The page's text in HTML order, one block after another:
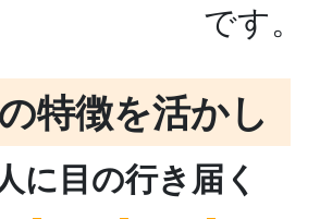
です。
特徴を活かし
に目の行き届く